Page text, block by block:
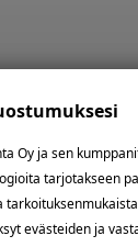
Oy ja sen
tarjotakseen
evästeiden ja